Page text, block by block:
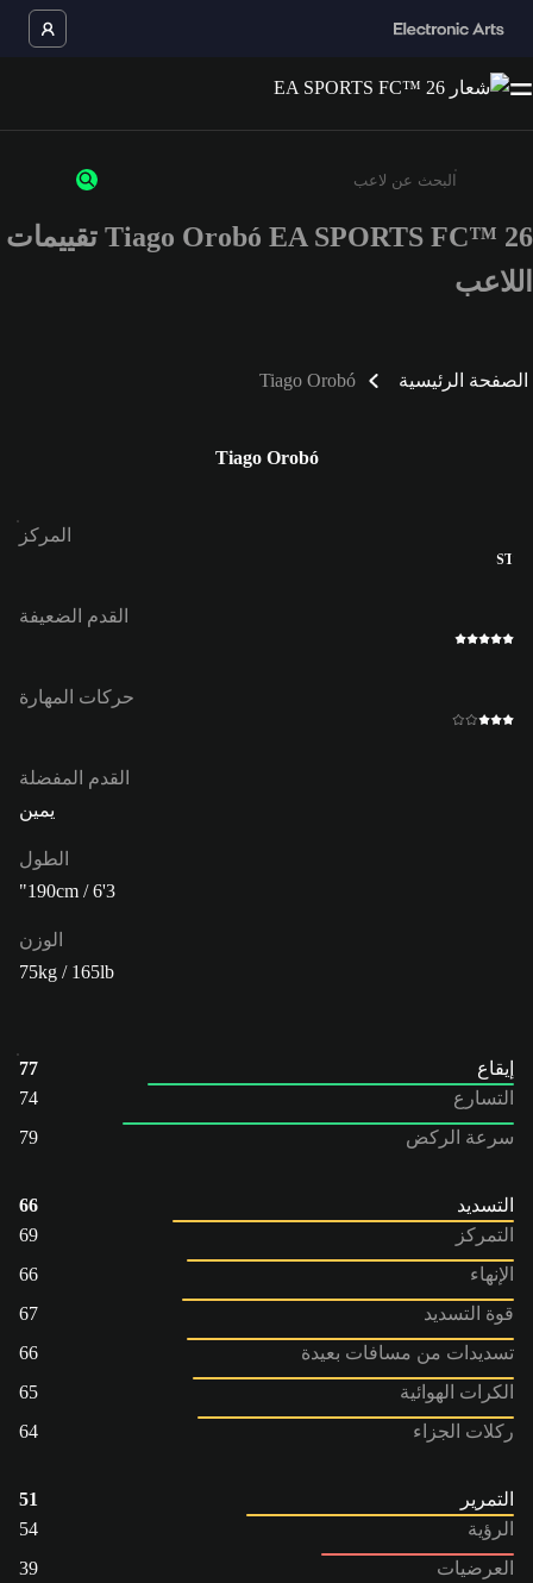
أدخل 3 أحرف أو أرقام على الأقل
Tiago Orobó EA SPORTS FC™ 26 تقييمات
اللاعب
الصفحة الرئيسية Tiago Orobó
Tiago Orobó
المركز
ST
القدم الضعيفة
حركات المهارة
القدم المفضلة
يمين
الطول
190cm / 6'3"
الوزن
75kg / 165lb
إيقاع
77
التسارع
74
سرعة الركض
79
التسديد
66
التمركز
69
الإنهاء
66
قوة التسديد
67
تسديدات من مسافات بعيدة
66
الكرات الهوائية
65
ركلات الجزاء
64
التمرير
51
الرؤية
54
العرضيات
39